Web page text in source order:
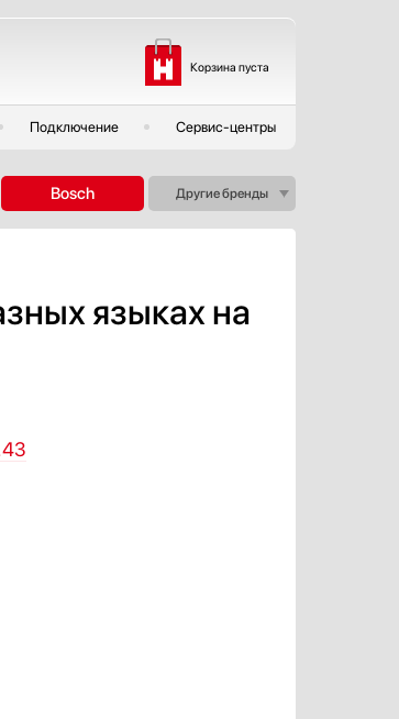
Корзина пуста
Подключение Сервис-центры
Bosch Другие бренды
языках на